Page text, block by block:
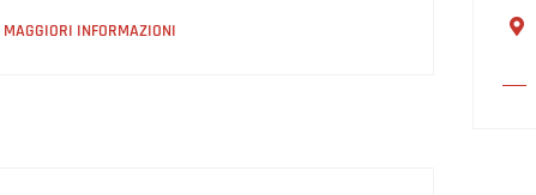
MAGGIORI INFORMAZIONI